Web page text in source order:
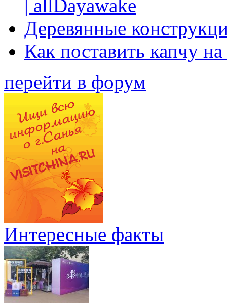
| allDayawake
Деревянные
Как поставить капчу
перейти в форум
Интересные факты